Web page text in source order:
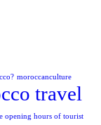
moroccanculture
travel
opening hours of tourist